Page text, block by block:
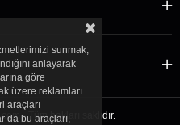
- Tüm hakları saklıdır.
sunmak,
anlayarak
göre
üzere reklamları
araçları
da bu araçları,